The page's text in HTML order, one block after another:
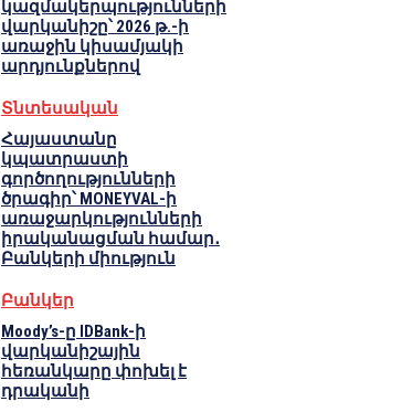
կազմակերպությունների
վարկանիշը՝ 2026 թ.-ի
առաջին կիսամյակի
արդյունքներով
Տնտեսական
Հայաստանը
կպատրաստի
գործողությունների
ծրագիր՝ MONEYVAL-ի
առաջարկությունների
իրականացման համար․
Բանկերի միություն
Բանկեր
Moody’s-ը IDBank-ի
վարկանիշային
հեռանկարը փոխել է
դրականի